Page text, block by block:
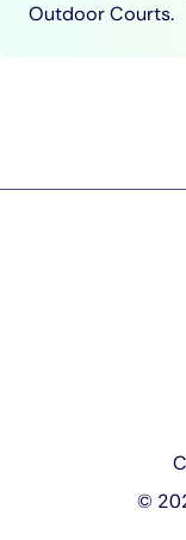
Outdoor Courts.
©